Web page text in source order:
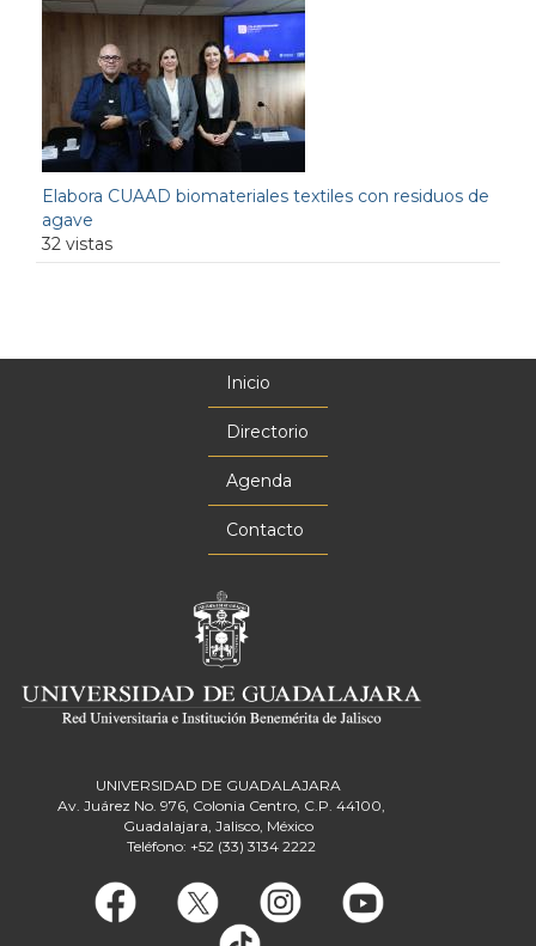
Elabora CUAAD biomateriales textiles con residuos de
agave
32 vistas
Inicio
Directorio
Agenda
Contacto
UNIVERSIDAD DE GUADALAJARA
Av. Juárez No. 976, Colonia Centro, C.P. 44100,
Guadalajara, Jalisco, México
Teléfono: +52 (33) 3134 2222